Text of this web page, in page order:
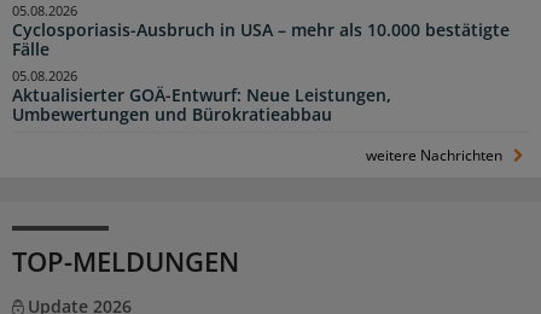
Cyclosporiasis-Ausbruch in USA – mehr als 10.000 bestätigte
Fälle
05.08.2026
Aktualisierter GOÄ-Entwurf: Neue Leistungen,
Umbewertungen und Bürokratieabbau
05.08.2026
weitere Nachrichten
TOP-MELDUNGEN
Update 2026